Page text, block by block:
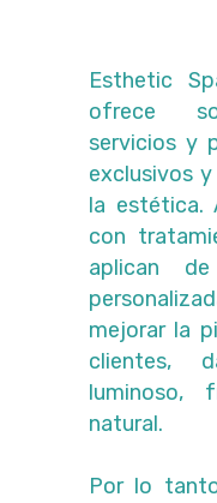
Esthetic
ofrece
servicios y
exclusivos
la estética.
con
aplican
mejorar la
clientes,
luminoso,
natural.
Por lo